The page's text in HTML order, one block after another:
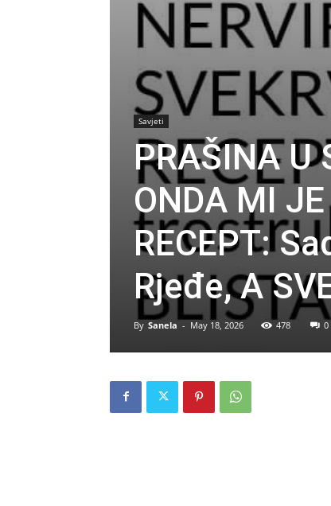
Savjeti
PRAŠINA U
ONDA MI
RECEPT:
Rjeđe, A
By Sanela - May 18, 2026 478 0